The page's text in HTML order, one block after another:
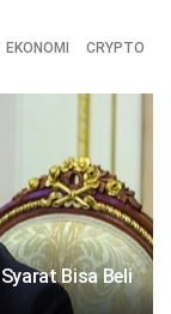
EKONOMI CRYPTO
Bisa Beli